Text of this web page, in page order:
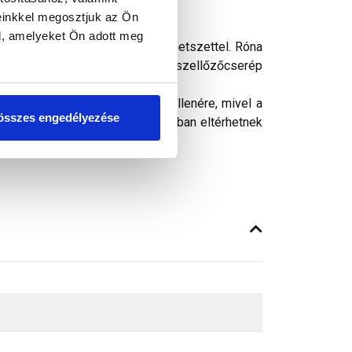
megosztjuk az Ön
amelyeket Ön adott meg
engedélyezése
10 cm² szellőző keresztmetszettel. Róna
az alapcserép és a szellőzőcserép
megjelenítését. Ennek ellenére, mivel a
látható színek árnyalataikban eltérhetnek